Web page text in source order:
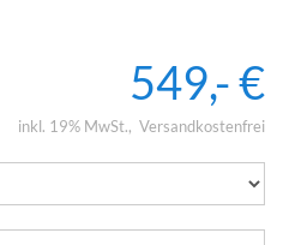
549,- €
inkl. 19% MwSt. Versandkostenfrei